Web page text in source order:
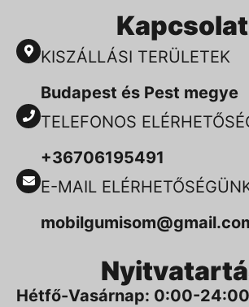
Kapcsolat
KISZÁLLÁSI TERÜLETEK
Budapest és Pest megye
TELEFONOS
+36706195491
E-MAIL
Hétfő-Vasárnap: 0:00-